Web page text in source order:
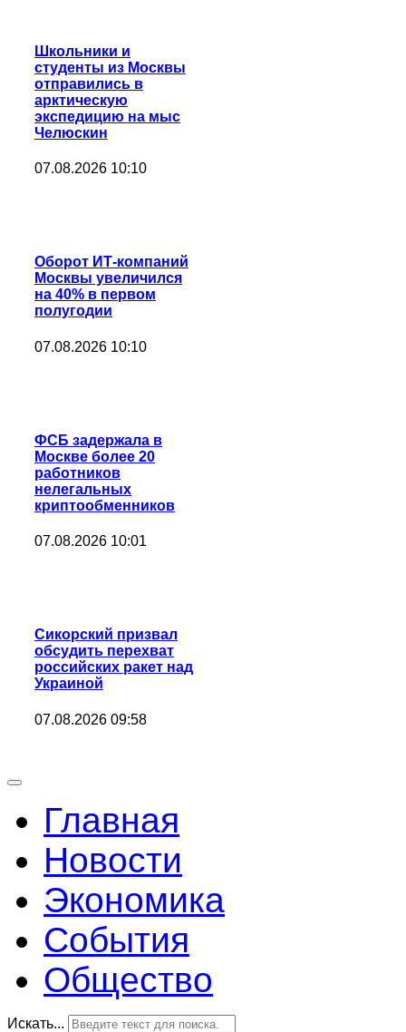
Школьники и
студенты из Москвы
отправились в
арктическую
экспедицию на мыс
Челюскин
07.08.2026 10:10
Оборот ИТ-компаний
Москвы увеличился
на 40% в первом
полугодии
07.08.2026 10:10
ФСБ задержала в
Москве более 20
работников
нелегальных
криптообменников
07.08.2026 10:01
Сикорский призвал
обсудить перехват
российских ракет над
Украиной
07.08.2026 09:58
Главная
Новости
Экономика
События
Общество
Искать...